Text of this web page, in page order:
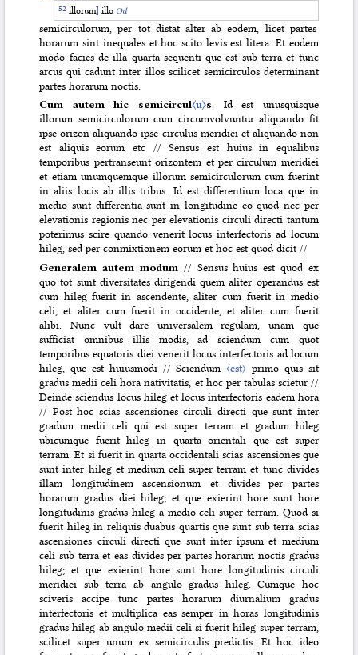
illorum] illo Od
semicirculorum, per tot distat alter ab eodem, licet partes
horarum sint inequales et hoc scito levis est litera. Et eodem
modo facies de illa quarta sequenti que est sub terra et tunc
arcus qui cadunt inter illos scilicet semicirculos determinant
partes horarum noctis.
Cum autem hic semicircul〈u〉s . Id est unusquisque
illorum semicirculorum cum circumvolvuntur aliquando fit
ipse orizon aliquando ipse circulus meridiei et aliquando non
est aliquis eorum etc // Sensus est huius in equalibus
temporibus pertranseunt orizontem et per circulum meridiei
et etiam unumquemque illorum semicirculorumcum fuerint
in aliis locis ab illis tribus. Id est differentium loca que in
medio sunt differentia sunt in longitudine eo quod nec per
elevationis regionis nec per elevationis circuli directi tantum
poterimus scire quando venerit locus interfectoris ad locum
hileg, sed per conmixtionem eorum et hoc est quod dicit //
Generalem autem modum // Sensus huius est quod ex
quo tot sunt diversitates dirigendi quem aliter operandus est
cum hileg fuerit in ascendente, aliter cum fuerit in medio
celi, et aliter cum fuerit in occidente, et aliter cum fuerit
alibi. Nunc vult dare universalem regulam, unam que
sufficiat omnibus illis modis, ad sciendum cum quot
temporibus equatoris diei venerit locus interfectoris ad locum
hileg, que est huiusmodi // Sciendum〈est〉 primo quis sit
gradus medii celi hora nativitatis, et hoc per tabulas scietur //
Deinde sciendus locus hileg et locus interfectoris eadem hora
// Post hoc scias ascensiones circuli directi que sunt inter
gradum medii celi qui est super terram et gradum hileg
ubicumque fuerit hileg in quarta orientali que est super
terram. Et si fuerit in quarta occidentali scias ascensiones que
sunt inter hileg et medium celi super terram et tunc divides
illam longitudinem ascensionum et divides per partes
horarum gradus diei hileg; et que exierint hore sunt hore
longitudinis gradus hileg a medio celi super terram. Quod si
fuerit hileg in reliquis duabus quartis que sunt sub terra scias
ascensiones circuli directi que sunt inter ipsum et medium
celi sub terra et eas divides per partes horarum noctis gradus
hileg; et que exierint hore sunt hore longitudinis circuli
meridiei sub terra ab angulo gradus hileg. Cumque hoc
sciveris accipe tunc partes horarum diurnalium gradus
interfectoris et multiplica eas semper in horas longitudinis
gradus hileg ab angulo medii celi si fuerit hileg super terram,
scilicet super unum ex semicirculis predictis. Et hoc ideo